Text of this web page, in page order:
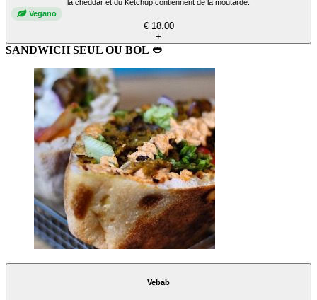
la cheddar et du Ketchup contiennent de la moutarde.
Vegano
€ 18.00
+
SANDWICH SEUL OU BOL 🥙
Vebab